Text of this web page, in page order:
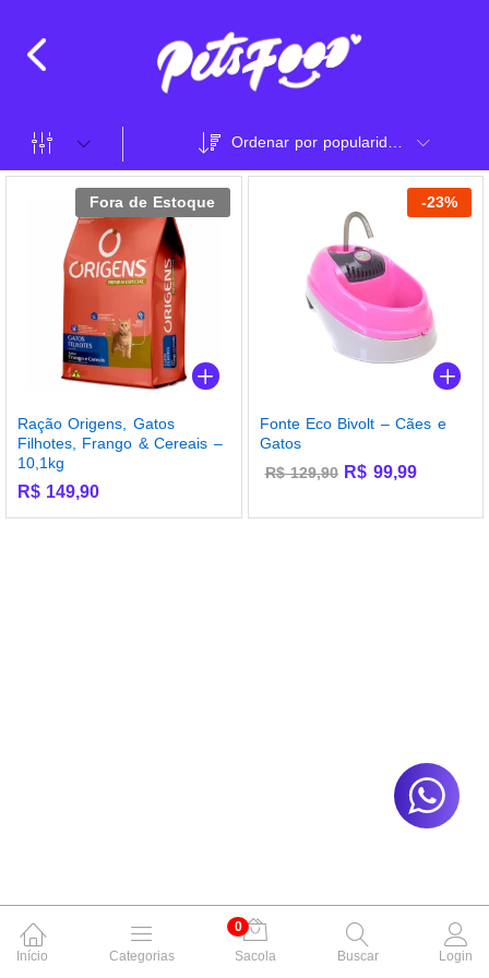
Fora de Estoque
Ração Origens, Gatos
Filhotes, Frango & Cereais –
10,1kg
R$ 149,90
-23%
Fonte Eco Bivolt – Cães e
Gatos
R$129,90 R$ 99,99
Início Categorias
0
Sacola
Buscar Login